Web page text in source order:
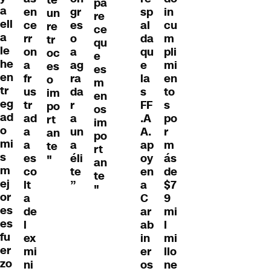
a
ell
a
le
he
en
tr
eg
ad
o
mi
s
m
ej
or
es
es
fu
er
zo
en
ce
rr
on
a
fr
us
tr
ad
a
a
es
co
lt
a
de
l
ex
mi
ni
un
re
tr
oc
es
o
im
po
rt
an
te
"
gr
es
o
a
ag
ra
da
r
a
un
a
éli
te
”
pa
re
ce
qu
e
es
m
en
os
im
po
rt
an
te
"
sp
al
da
qu
e
la
s
FF
.A
A.
ap
oy
en
a
C
ar
ab
in
er
os
in
cu
m
pli
mi
en
to
s
po
r
m
ás
de
$7
9
mi
l
mi
llo
ne